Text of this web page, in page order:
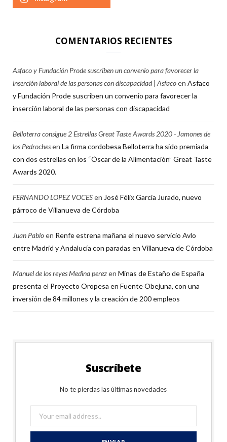
COMENTARIOS RECIENTES
Asfaco y Fundación Prode suscriben un convenio para favorecer la
inserción laboral de las personas con discapacidad | Asfacoen Asfaco
y Fundación Prode suscriben un convenio para favorecer la
inserción laboral de las personas con discapacidad
Belloterra consigue 2 Estrellas Great Taste Awards 2020 - Jamones de
los Pedrochesen La firma cordobesa Belloterra ha sido premiada
con dos estrellas en los “Óscar de la Alimentación” Great Taste
Awards 2020.
FERNANDO LOPEZ VOCESen José Félix García Jurado, nuevo
párroco de Villanueva de Córdoba
Juan Pabloen Renfe estrena mañana el nuevo servicio Avlo
entre Madrid y Andalucía con paradas en Villanueva de Córdoba
Manuel de los reyes Medina perezen Minas de Estaño de España
presenta el Proyecto Oropesa en Fuente Obejuna, con una
inversión de 84 millones y la creación de 200 empleos
Suscríbete
No te pierdas las últimas novedades